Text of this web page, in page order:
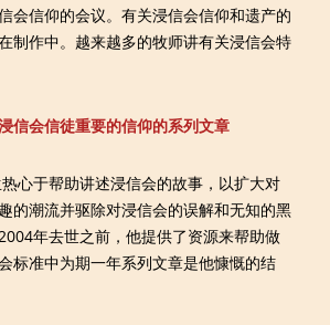
会信仰的会议。有关浸信会信仰和遗产的
制作中。越来越多的牧师讲有关浸信会特
信会信徒重要的信仰的系列文章
心于帮助讲述浸信会的故事，以扩大对
的潮流并驱除对浸信会的误解和无知的黑
年去世之前，他提供了资源来帮助做
标准中为期一年系列文章是他慷慨的结